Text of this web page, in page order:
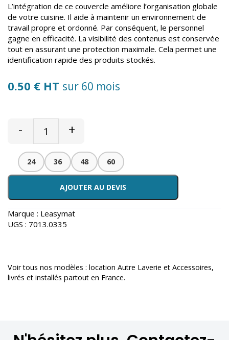
L’intégration de ce couvercle améliore l’organisation globale
de votre cuisine. Il aide à maintenir un environnement de
travail propre et ordonné. Par conséquent, le personnel
gagne en efficacité. La visibilité des contenus est conservée
tout en assurant une protection maximale. Cela permet une
identification rapide des produits stockés.
0.50 € HT sur 60 mois
- +
24 36 48 60
AJOUTER AU DEVIS
Marque : Leasymat
UGS : 7013.0335
Voir tous nos modèles : location Autre Laverie et Accessoires,
livrés et installés partout en France.